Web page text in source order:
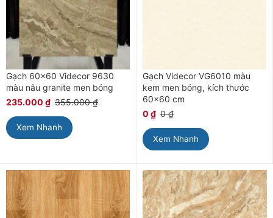
Gạch 60×60 Videcor 9630
màu nâu granite men bóng
235.000 ₫ 355.000₫
Xem Nhanh
Gạch Videcor VG6010 màu
kem men bóng, kích thước
60×60 cm
0 ₫ 0₫
Xem Nhanh